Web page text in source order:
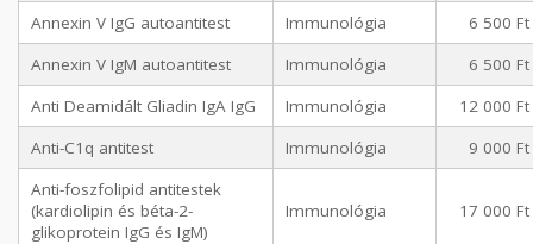
Annexin V IgG autoantitest Immunológia
6 500 Ft
Annexin V IgM autoantitest
Immunológia
6 500 Ft
Anti Deamidált Gliadin IgA IgG
Immunológia
12 000 Ft
Anti-C1q antitest
Immunológia
9 000 Ft
Anti-foszfolipid antitestek
(kardiolipin és béta-2-
glikoprotein IgG és IgM)
Immunológia 17 000 Ft